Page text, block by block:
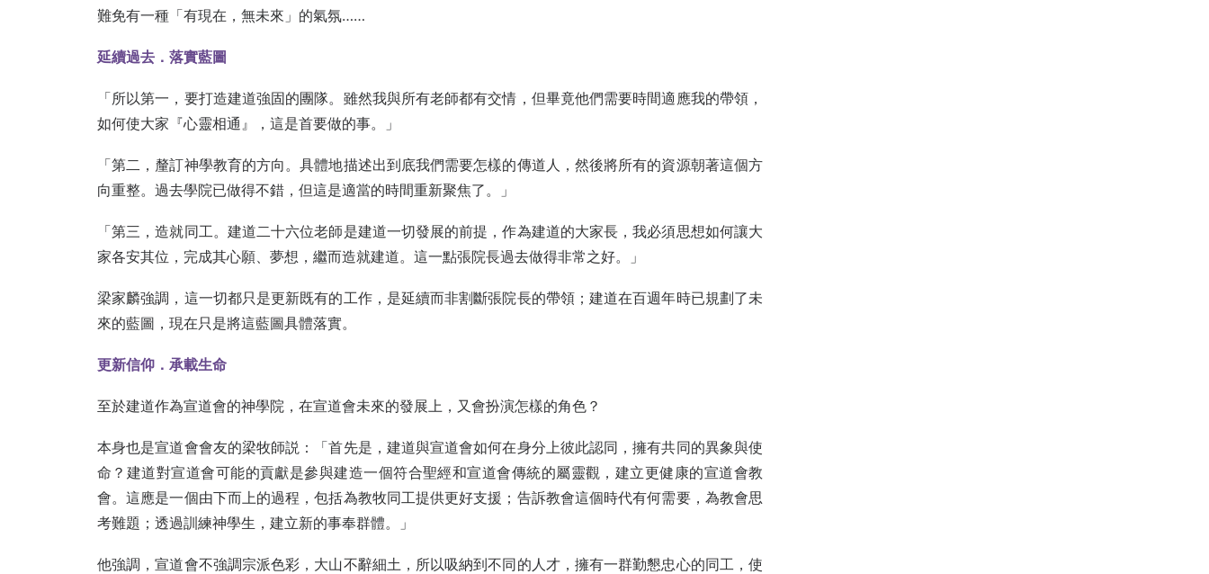
難免有一種「有現在，無未來」的氣氛……
延續過去．落實藍圖
「所以第一，要打造建道強固的團隊。雖然我與所有老師都有交情，但畢竟他們需要時間適應我的帶領，
如何使大家『心靈相通』，這是首要做的事。」
「第二，釐訂神學教育的方向。具體地描述出到底我們需要怎樣的傳道人，然後將所有的資源朝著這個方
向重整。過去學院已做得不錯，但這是適當的時間重新聚焦了。」
「第三，造就同工。建道二十六位老師是建道一切發展的前提，作為建道的大家長，我必須思想如何讓大
家各安其位，完成其心願、夢想，繼而造就建道。這一點張院長過去做得非常之好。」
梁家麟強調，這一切都只是更新既有的工作，是延續而非割斷張院長的帶領；建道在百週年時已規劃了未
來的藍圖，現在只是將這藍圖具體落實。
更新信仰．承載生命
至於建道作為宣道會的神學院，在宣道會未來的發展上，又會扮演怎樣的角色？
本身也是宣道會會友的梁牧師説：「首先是，建道與宣道會如何在身分上彼此認同，擁有共同的異象與使
命？建道對宣道會可能的貢獻是參與建造一個符合聖經和宣道會傳統的屬靈觀，建立更健康的宣道會教
會。這應是一個由下而上的過程，包括為教牧同工提供更好支援；告訴教會這個時代有何需要，為教會思
考難題；透過訓練神學生，建立新的事奉群體。」
他強調，宣道會不強調宗派色彩，大山不辭細土，所以吸納到不同的人才，擁有一群勤懇忠心的同工，使